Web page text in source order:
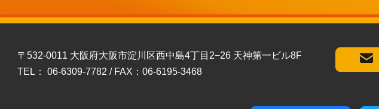
〒532-0011 大阪府大阪市淀川区西中島4丁目2−26 天神第一ビル8F
TEL： 06-6309-7782 / FAX：06-6195-3468